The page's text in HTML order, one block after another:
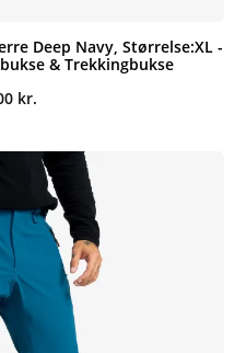
Deep Navy, Størrelse:XL -
& Trekkingbukse
kr.